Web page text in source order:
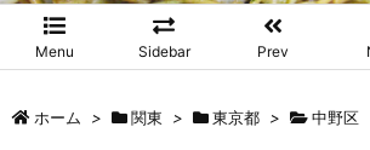
Menu Sidebar Prev
ホーム > 関東 > 東京都 > 中野区